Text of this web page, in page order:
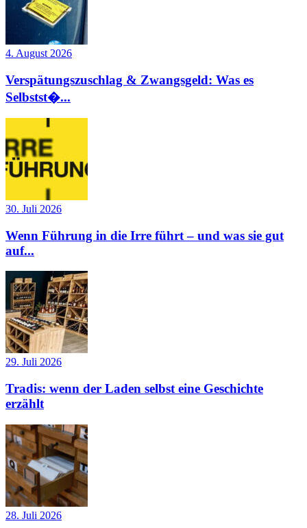
4. August 2026
Verspätungszuschlag & Zwangsgeld: Was es
Selbstst�...
30. Juli 2026
Wenn Führung in die Irre führt – und was sie gut
auf...
29. Juli 2026
Tradis: wenn der Laden selbst eine Geschichte
erzählt
28. Juli 2026